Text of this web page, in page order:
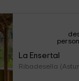
La Ensertal
Ribadesella